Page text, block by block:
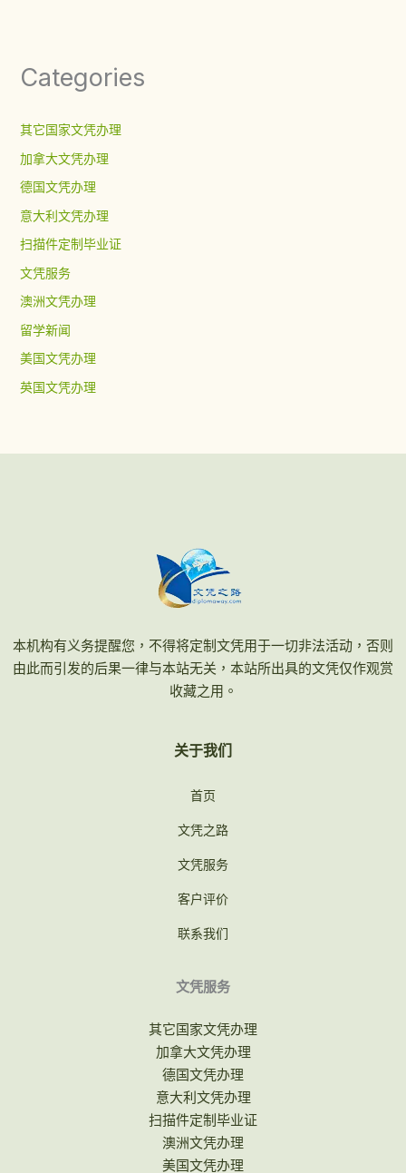
Categories
其它国家文凭办理
加拿大文凭办理
德国文凭办理
意大利文凭办理
扫描件定制毕业证
文凭服务
澳洲文凭办理
留学新闻
美国文凭办理
英国文凭办理
本机构有义务提醒您，不得将定制文凭用于一切非法活动，否则
由此而引发的后果一律与本站无关，本站所出具的文凭仅作观赏
收藏之用。
关于我们
首页
文凭之路
文凭服务
客户评价
联系我们
文凭服务
其它国家文凭办理
加拿大文凭办理
德国文凭办理
意大利文凭办理
扫描件定制毕业证
澳洲文凭办理
美国文凭办理